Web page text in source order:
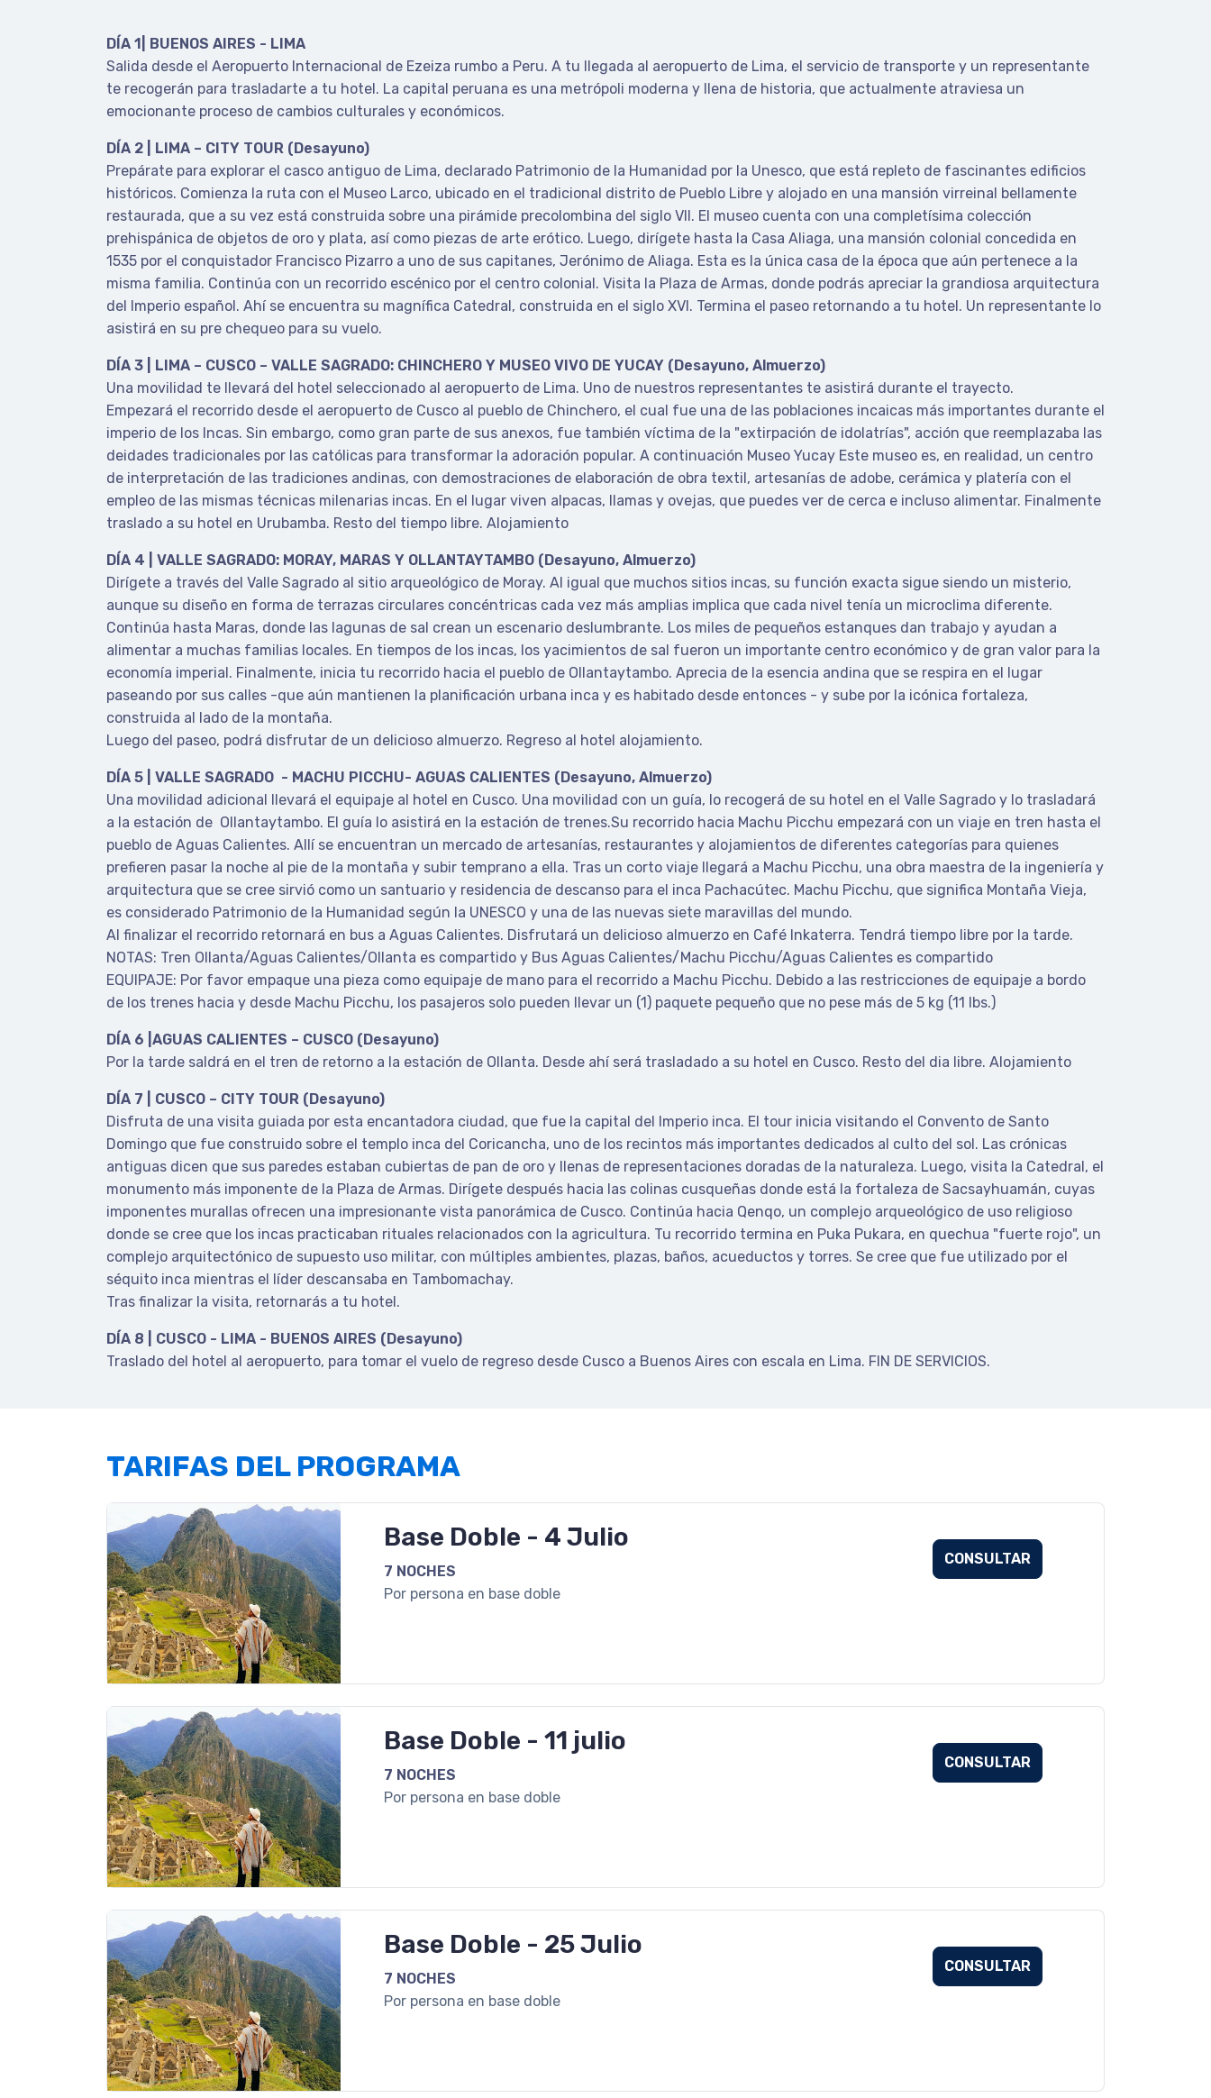
DÍA 1| BUENOS AIRES - LIMA
Salida desde el Aeropuerto Internacional de Ezeiza rumbo a Peru. A tu llegada al aeropuerto de Lima, el servicio de transporte y un representante
te recogerán para trasladarte a tu hotel. La capital peruana es una metrópoli moderna y llena de historia, que actualmente atraviesa un
emocionante proceso de cambios culturales y económicos.
DÍA 2 | LIMA – CITY TOUR (Desayuno)
Prepárate para explorar el casco antiguo de Lima, declarado Patrimonio de la Humanidad por la Unesco, que está repleto de fascinantes edificios
históricos. Comienza la ruta con el Museo Larco, ubicado en el tradicional distrito de Pueblo Libre y alojado en una mansión virreinal bellamente
restaurada, que a su vez está construida sobre una pirámide precolombina del siglo VII. El museo cuenta con una completísima colección
prehispánica de objetos de oro y plata, así como piezas de arte erótico. Luego, dirígete hasta la Casa Aliaga, una mansión colonial concedida en
1535 por el conquistador Francisco Pizarro a uno de sus capitanes, Jerónimo de Aliaga. Esta es la única casa de la época que aún pertenece a la
misma familia. Continúa con un recorrido escénico por el centro colonial. Visita la Plaza de Armas, donde podrás apreciar la grandiosa arquitectura
del Imperio español. Ahí se encuentra su magnífica Catedral, construida en el siglo XVI. Termina el paseo retornando a tu hotel. Un representante lo
asistirá en su pre chequeo para su vuelo.
DÍA 3 | LIMA – CUSCO – VALLE SAGRADO: CHINCHERO Y MUSEO VIVO DE YUCAY (Desayuno, Almuerzo)
Una movilidad te llevará del hotel seleccionado al aeropuerto de Lima. Uno de nuestros representantes te asistirá durante el trayecto.
Empezará el recorrido desde el aeropuerto de Cusco al pueblo de Chinchero, el cual fue una de las poblaciones incaicas más importantes durante el
imperio de los Incas. Sin embargo, como gran parte de sus anexos, fue también víctima de la "extirpación de idolatrías", acción que reemplazaba las
deidades tradicionales por las católicas para transformar la adoración popular. A continuación Museo Yucay Este museo es, en realidad, un centro
de interpretación de las tradiciones andinas, con demostraciones de elaboración de obra textil, artesanías de adobe, cerámica y platería con el
empleo de las mismas técnicas milenarias incas. En el lugar viven alpacas, llamas y ovejas, que puedes ver de cerca e incluso alimentar. Finalmente
traslado a su hotel en Urubamba. Resto del tiempo libre. Alojamiento
DÍA 4 | VALLE SAGRADO: MORAY, MARAS Y OLLANTAYTAMBO (Desayuno, Almuerzo)
Dirígete a través del Valle Sagrado al sitio arqueológico de Moray. Al igual que muchos sitios incas, su función exacta sigue siendo un misterio,
aunque su diseño en forma de terrazas circulares concéntricas cada vez más amplias implica que cada nivel tenía un microclima diferente.
Continúa hasta Maras, donde las lagunas de sal crean un escenario deslumbrante. Los miles de pequeños estanques dan trabajo y ayudan a
alimentar a muchas familias locales. En tiempos de los incas, los yacimientos de sal fueron un importante centro económico y de gran valor para la
economía imperial. Finalmente, inicia tu recorrido hacia el pueblo de Ollantaytambo. Aprecia de la esencia andina que se respira en el lugar
paseando por sus calles -que aún mantienen la planificación urbana inca y es habitado desde entonces - y sube por la icónica fortaleza,
construida al lado de la montaña.
Luego del paseo, podrá disfrutar de un delicioso almuerzo. Regreso al hotel alojamiento.
DÍA 5 | VALLE SAGRADO - MACHU PICCHU- AGUAS CALIENTES (Desayuno, Almuerzo)
Una movilidad adicional llevará el equipaje al hotel en Cusco. Una movilidad con un guía, lo recogerá de su hotel en el Valle Sagrado y lo trasladará
a la estación de Ollantaytambo. El guía lo asistirá en la estación de trenes.Su recorrido hacia Machu Picchu empezará con un viaje en tren hasta el
pueblo de Aguas Calientes. Allí se encuentran un mercado de artesanías, restaurantes y alojamientos de diferentes categorías para quienes
prefieren pasar la noche al pie de la montaña y subir temprano a ella. Tras un corto viaje llegará a Machu Picchu, una obra maestra de la ingeniería y
arquitectura que se cree sirvió como un santuario y residencia de descanso para el inca Pachacútec. Machu Picchu, que significa Montaña Vieja,
es considerado Patrimonio de la Humanidad según la UNESCO y una de las nuevas siete maravillas del mundo.
Al finalizar el recorrido retornará en bus a Aguas Calientes. Disfrutará un delicioso almuerzo en Café Inkaterra. Tendrá tiempo libre por la tarde.
NOTAS: Tren Ollanta/Aguas Calientes/Ollanta es compartido y Bus Aguas Calientes/Machu Picchu/Aguas Calientes es compartido
EQUIPAJE: Por favor empaque una pieza como equipaje de mano para el recorrido a Machu Picchu. Debido a las restricciones de equipaje a bordo
de los trenes hacia y desde Machu Picchu, los pasajeros solo pueden llevar un (1) paquete pequeño que no pese más de 5 kg (11 lbs.)
DÍA 6 |AGUAS CALIENTES – CUSCO (Desayuno)
Por la tarde saldrá en el tren de retorno a la estación de Ollanta. Desde ahí será trasladado a su hotel en Cusco. Resto del dia libre. Alojamiento
DÍA 7 | CUSCO – CITY TOUR (Desayuno)
Disfruta de una visita guiada por esta encantadora ciudad, que fue la capital del Imperio inca. El tour inicia visitando el Convento de Santo
Domingo que fue construido sobre el templo inca del Coricancha, uno de los recintos más importantes dedicados al culto del sol. Las crónicas
antiguas dicen que sus paredes estaban cubiertas de pan de oro y llenas de representaciones doradas de la naturaleza. Luego, visita la Catedral, el
monumento más imponente de la Plaza de Armas. Dirígete después hacia las colinas cusqueñas donde está la fortaleza de Sacsayhuamán, cuyas
imponentes murallas ofrecen una impresionante vista panorámica de Cusco. Continúa hacia Qenqo, un complejo arqueológico de uso religioso
donde se cree que los incas practicaban rituales relacionados con la agricultura. Tu recorrido termina en Puka Pukara, en quechua "fuerte rojo", un
complejo arquitectónico de supuesto uso militar, con múltiples ambientes, plazas, baños, acueductos y torres. Se cree que fue utilizado por el
séquito inca mientras el líder descansaba en Tambomachay.
Tras finalizar la visita, retornarás a tu hotel.
DÍA 8 | CUSCO - LIMA - BUENOS AIRES (Desayuno)
Traslado del hotel al aeropuerto, para tomar el vuelo de regreso desde Cusco a Buenos Aires con escala en Lima. FIN DE SERVICIOS.
TARIFAS DEL PROGRAMA
Base Doble - 4 Julio
7 NOCHES
Por persona en base doble
CONSULTAR
Base Doble - 11 julio
7 NOCHES
Por persona en base doble
CONSULTAR
Base Doble - 25 Julio
7 NOCHES
Por persona en base doble
CONSULTAR